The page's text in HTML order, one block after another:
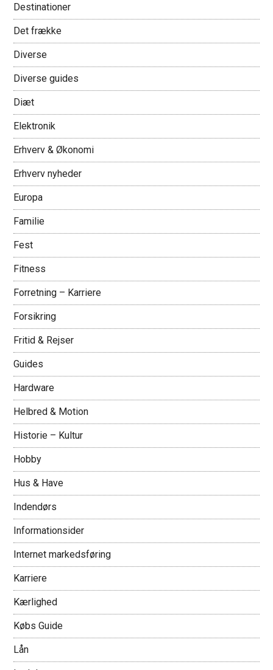
Destinationer
Det frække
Diverse
Diverse guides
Diæt
Elektronik
Erhverv & Økonomi
Erhverv nyheder
Europa
Familie
Fest
Fitness
Forretning – Karriere
Forsikring
Fritid & Rejser
Guides
Hardware
Helbred & Motion
Historie – Kultur
Hobby
Hus & Have
Indendørs
Informationsider
Internet markedsføring
Karriere
Kærlighed
Købs Guide
Lån